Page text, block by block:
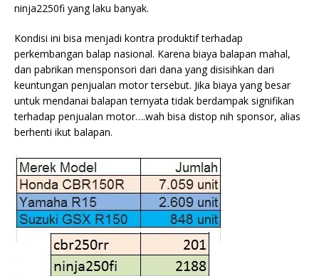
ninja2250fi yang laku banyak.
Kondisi ini bisa menjadi kontra produktif terhadap
perkembangan balap nasional. Karena biaya balapan mahal,
dan pabrikan mensponsori dari dana yang disisihkan dari
keuntungan penjualan motor tersebut. Jika biaya yang besar
untuk mendanai balapan ternyata tidak berdampak signifikan
terhadap penjualan motor….wah bisa distop nih sponsor, alias
berhenti ikut balapan.